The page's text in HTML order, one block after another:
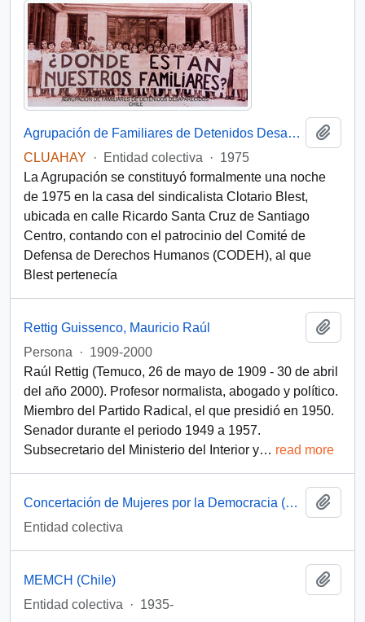
Agrupación de Familiares de Detenidos Desaparecidos (Chile)
CLUAHAY
· Entidad colectiva · 1975
La Agrupación se constituyó formalmente una noche
de 1975 en la casa del sindicalista Clotario Blest,
ubicada en calle Ricardo Santa Cruz de Santiago
Centro, contando con el patrocinio del Comité de
Defensa de Derechos Humanos (CODEH), al que
Blest pertenecía
Rettig Guissenco, Mauricio Raúl
Persona
· 1909-2000
Raúl Rettig (Temuco, 26 de mayo de 1909 - 30 de abril
del año 2000). Profesor normalista, abogado y político.
Miembro del Partido Radical, el que presidió en 1950.
Senador durante el periodo 1949 a 1957.
Subsecretario del Ministerio del Interior y… read more
Concertación de Mujeres por la Democracia (Santiago, Chile)
Entidad colectiva
MEMCH (Chile)
Entidad colectiva
· 1935-